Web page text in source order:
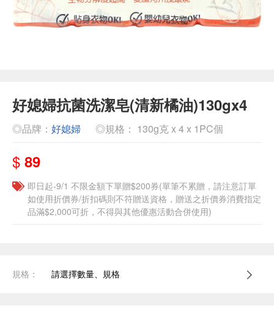
好媳婦抗菌洗潔皂(清新橘油)130gx4
◎品牌： 好媳婦 ◎規格： 130g克 x 4 x 1PC個
$ 89
即日起-9/1 不限金額下單贈$200券(單筆不累贈，請注意訂單
如使用折價券/折扣碼則不符贈送資格，贈送之折價券消費指定
品滿$2,000可折，不得與其他優惠活動合併使用)
規格： 請選擇數量、規格